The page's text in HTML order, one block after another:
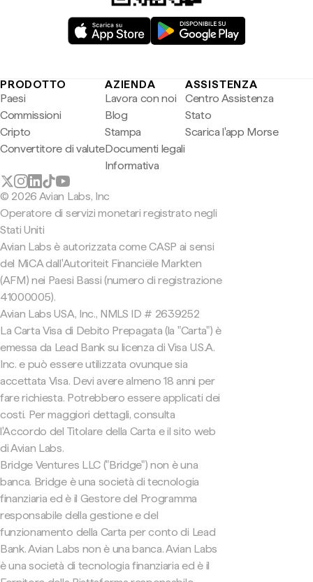
PRODOTTO
Paesi
Commissioni
Cripto
Convertitore di valute
AZIENDA
Lavora con noi
Blog
Stampa
Documenti legali
Informativa
ASSISTENZA
Centro Assistenza
Stato
Scarica l'app Morse
© 2026 Avian Labs, Inc
Operatore di servizi monetari registrato negli
Stati Uniti
Avian Labs è autorizzata come CASP ai sensi
del MiCA dall'Autoriteit Financiële Markten
(AFM) nei Paesi Bassi (numero di registrazione
41000005).
Avian Labs USA, Inc., NMLS ID # 2639252
La Carta Visa di Debito Prepagata (la "Carta") è
emessa da Lead Bank su licenza di Visa U.S.A.
Inc. e può essere utilizzata ovunque sia
accettata Visa. Devi avere almeno 18 anni per
fare richiesta. Potrebbero essere applicati dei
costi. Per maggiori dettagli, consulta
l'Accordo del Titolare della Carta e il sito web
di Avian Labs.
Bridge Ventures LLC ("Bridge") non è una
banca. Bridge è una società di tecnologia
finanziaria ed è il Gestore del Programma
responsabile della gestione e del
funzionamento della Carta per conto di Lead
Bank. Avian Labs non è una banca. Avian Labs
è una società di tecnologia finanziaria ed è il